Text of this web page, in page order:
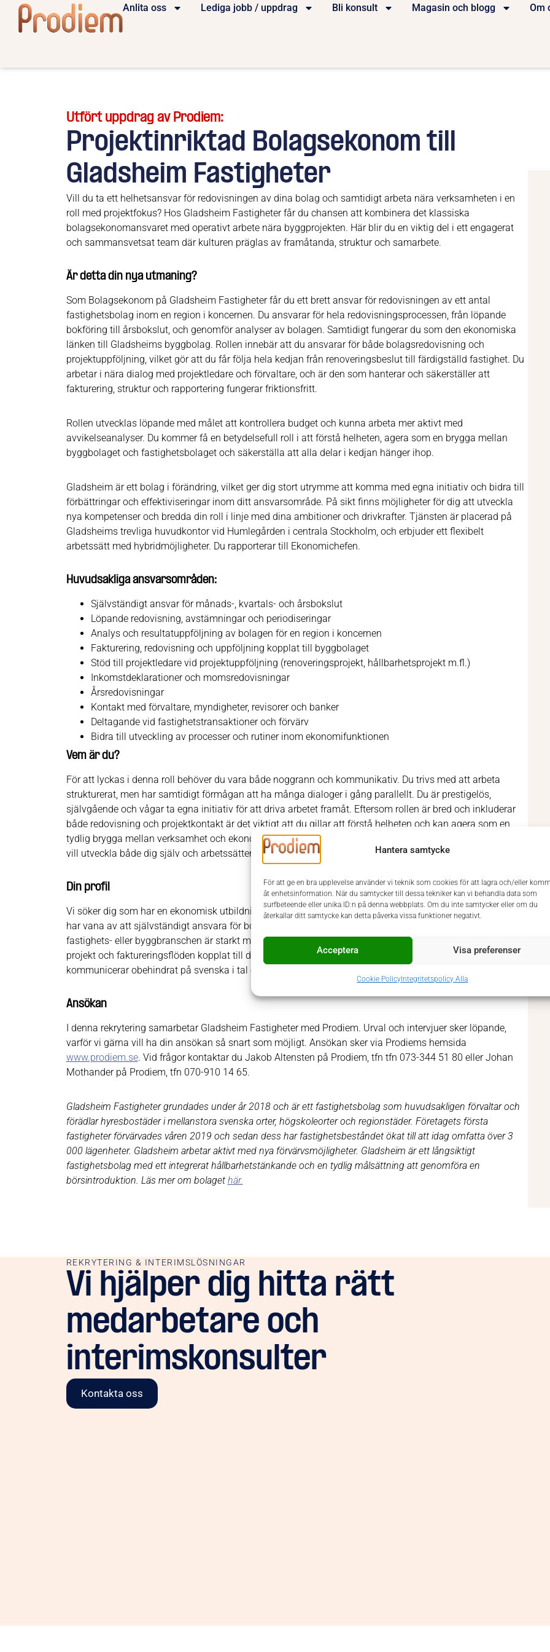
Hantera samtycke
För att ge en bra upplevelse använder vi teknik som cookies för att lagra och/eller
åt enhetsinformation. När du samtycker till dessa tekniker kan vi behandla data som
surfbeteende eller unika ID:n på denna webbplats. Om du inte samtycker eller om du
återkallar ditt samtycke kan detta påverka vissa funktioner negativt.
Acceptera Visa preferenser
Cookie PolicyIntegritetspolicy Alla
Anlita oss Lediga jobb / uppdrag Bli konsult Magasin och blogg Om
Utfört uppdrag av Prodiem:
Projektinriktad Bolagsekonom till
Gladsheim Fastigheter
Vill du ta ett helhetsansvar för redovisningen av dina bolag och samtidigt arbeta nära verksamheten i en
roll med projektfokus? Hos Gladsheim Fastigheter får du chansen att kombinera det klassiska
bolagsekonomansvaret med operativt arbete nära byggprojekten. Här blir du en viktig del i ett engagerat
och sammansvetsat team där kulturen präglas av framåtanda, struktur och samarbete.
Är detta din nya utmaning?
Som Bolagsekonom på Gladsheim Fastigheter får du ett brett ansvar för redovisningen av ett antal
fastighetsbolag inom en region i koncernen. Du ansvarar för hela redovisningsprocessen, från löpande
bokföring till årsbokslut, och genomför analyser av bolagen. Samtidigt fungerar du som den ekonomiska
länken till Gladsheims byggbolag. Rollen innebär att du ansvarar för både bolagsredovisning och
projektuppföljning, vilket gör att du får följa hela kedjan från renoveringsbeslut till färdigställd fastighet. Du
arbetar i nära dialog med projektledare och förvaltare, och är den som hanterar och säkerställer att
fakturering, struktur och rapportering fungerar friktionsfritt.
Rollen utvecklas löpande med målet att kontrollera budget och kunna arbeta mer aktivt med
avvikelseanalyser. Du kommer få en betydelsefull roll i att förstå helheten, agera som en brygga mellan
byggbolaget och fastighetsbolaget och säkerställa att alla delar i kedjan hänger ihop.
Gladsheim är ett bolag i förändring, vilket ger dig stort utrymme att komma med egna initiativ och bidra till
förbättringar och effektiviseringar inom ditt ansvarsområde. På sikt finns möjligheter för dig att utveckla
nya kompetenser och bredda din roll i linje med dina ambitioner och drivkrafter. Tjänsten är placerad på
Gladsheims trevliga huvudkontor vid Humlegården i centrala Stockholm, och erbjuder ett flexibelt
arbetssätt med hybridmöjligheter. Du rapporterar till Ekonomichefen.
Huvudsakliga ansvarsområden:
Självständigt ansvar för månads-, kvartals- och årsbokslut
Löpande redovisning, avstämningar och periodiseringar
Analys och resultatuppföljning av bolagen för en region i koncernen
Fakturering, redovisning och uppföljning kopplat till byggbolaget
Stöd till projektledare vid projektuppföljning (renoveringsprojekt, hållbarhetsprojekt m.fl.)
Inkomstdeklarationer och momsredovisningar
Årsredovisningar
Kontakt med förvaltare, myndigheter, revisorer och banker
Deltagande vid fastighetstransaktioner och förvärv
Bidra till utveckling av processer och rutiner inom ekonomifunktionen
Vem är du?
För att lyckas i denna roll behöver du vara både noggrann och kommunikativ. Du trivs med att arbeta
strukturerat, men har samtidigt förmågan att ha många dialoger i gång parallellt. Du är prestigelös,
självgående och vågar ta egna initiativ för att driva arbetet framåt. Eftersom rollen är bred och inkluderar
både redovisning och projektkontakt är det viktigt att du gillar att förstå helheten och kan agera som en
tydlig brygga mellan verksamhet och ekonomi. Du tycker om ordning och reda, men är också nyfiken och
vill utveckla både dig själv och arbetssätten.
Din profil
Vi söker dig som har en ekonomisk utbildning och minst fyra till fem års erfarenhet inom redovisning. Du
har vana av att självständigt ansvara för bokslut och helheten i redovisningsflödet. Erfarenhet från
fastighets- eller byggbranschen är starkt meriterande, likaså om du tidigare haft en roll där du arbetat med
projekt och faktureringsflöden kopplat till dessa. Du har en god systemvana och är trygg i Excel. Du
kommunicerar obehindrat på svenska i tal och skrift.
Ansökan
I denna rekrytering samarbetar Gladsheim Fastigheter med Prodiem. Urval och intervjuer sker löpande,
varför vi gärna vill ha din ansökan så snart som möjligt. Ansökan sker via Prodiems hemsida
www.prodiem.se. Vid frågor kontaktar du Jakob Altensten på Prodiem, tfn tfn 073-344 51 80 eller Johan
Mothander på Prodiem, tfn 070-910 14 65.
Gladsheim Fastigheter grundades under år 2018 och är ett fastighetsbolag som huvudsakligen förvaltar och
förädlar hyresbostäder i mellanstora svenska orter, högskoleorter och regionstäder. Företagets första
fastigheter förvärvades våren 2019 och sedan dess har fastighetsbeståndet ökat till att idag omfatta över 3
000 lägenheter. Gladsheim arbetar aktivt med nya förvärvsmöjligheter. Gladsheim är ett långsiktigt
fastighetsbolag med ett integrerat hållbarhetstänkande och en tydlig målsättning att genomföra en
börsintroduktion. Läs mer om bolaget här.
REKRYTERING & INTERIMSLÖSNINGAR
Vi hjälper dig hitta rätt
medarbetare och
interimskonsulter
Kontakta oss